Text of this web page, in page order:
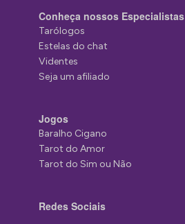
Conheça nossos Especialistas
Tarólogos
Estelas do chat
Videntes
Seja um afiliado
Jogos
Baralho Cigano
Tarot do Amor
Tarot do Sim ou Não
Redes Sociais